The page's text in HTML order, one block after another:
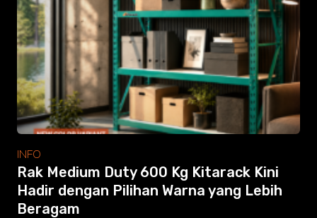
tesakademi.net
Modular Mezanine
Accessories
Info
Gallery
Photo
Video
Tutorial
Clients
Contact
INFO
Rak Medium Duty 600 Kg Kitarack Kini
Hadir dengan Pilihan Warna yang Lebih
Beragam